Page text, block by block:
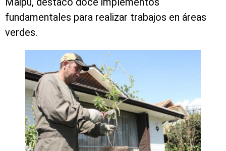
fundamentales para realizar trabajos en áreas
verdes.